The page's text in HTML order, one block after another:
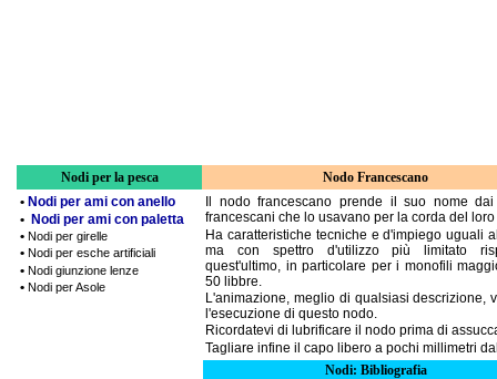
Nodi per la pesca
• Nodi per ami con anello
• Nodi per ami con paletta
• Nodi per girelle
• Nodi per esche artificiali
• Nodi giunzione lenze
• Nodi per Asole
Nodo Francescano
Il nodo francescano prende il suo nome
francescani che lo usavano per la corda del
Ha caratteristiche tecniche e d'impiego uguali
ma con spettro d'utilizzo più limitato
quest'ultimo, in particolare per i monofili
50 libbre.
L'animazione, meglio di qualsiasi descrizione,
l'esecuzione di questo nodo.
Ricordatevi di lubrificare il nodo prima di
Tagliare infine il capo libero a pochi millimetri
Nodi: Bibliografia